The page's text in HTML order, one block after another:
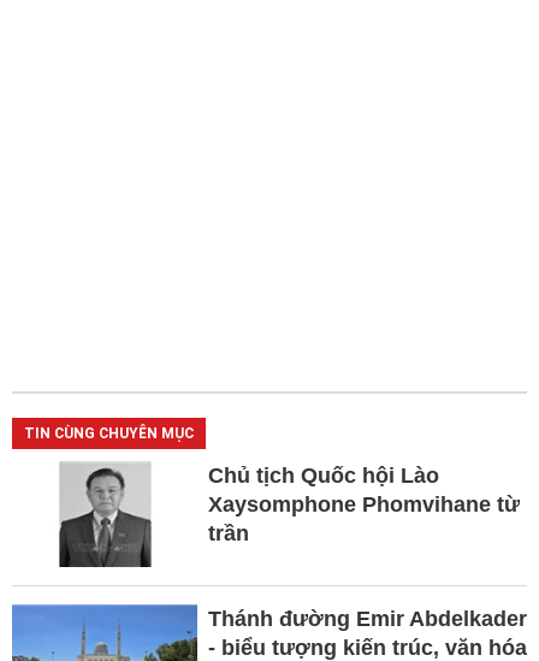
TIN CÙNG CHUYÊN MỤC
Chủ tịch Quốc hội Lào
Xaysomphone Phomvihane từ
trần
Thánh đường Emir Abdelkader
- biểu tượng kiến trúc, văn hóa